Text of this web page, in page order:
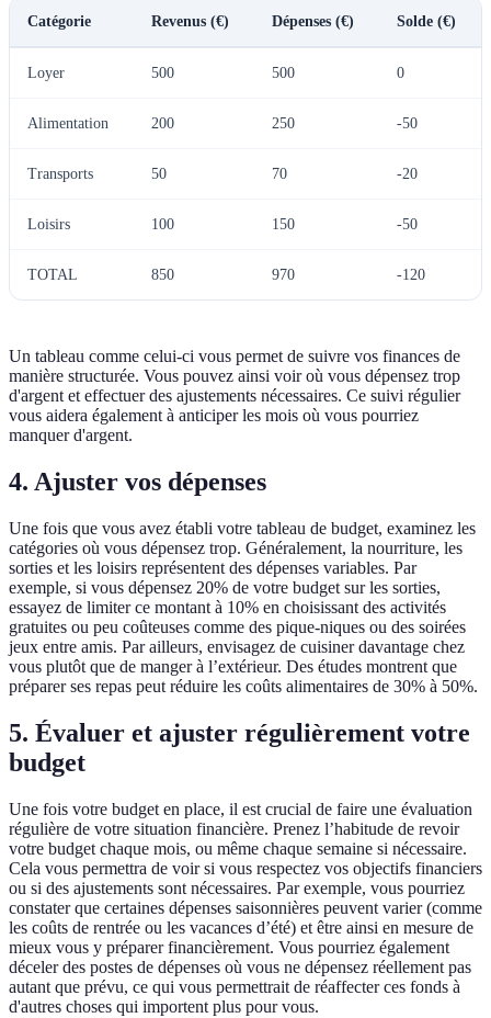
Catégorie Revenus (€) Dépenses (€) Solde (€)
Loyer 500 500 0
Alimentation 200 250 -50
Transports 50 70 -20
Loisirs 100 150 -50
TOTAL 850 970 -120
Un tableau comme celui-ci vous permet de suivre vos finances de
manière structurée. Vous pouvez ainsi voir où vous dépensez trop
d'argent et effectuer des ajustements nécessaires. Ce suivi régulier
vous aidera également à anticiper les mois où vous pourriez
manquer d'argent.
4. Ajuster vos dépenses
Une fois que vous avez établi votre tableau de budget, examinez les
catégories où vous dépensez trop. Généralement, la nourriture, les
sorties et les loisirs représentent des dépenses variables. Par
exemple, si vous dépensez 20% de votre budget sur les sorties,
essayez de limiter ce montant à 10% en choisissant des activités
gratuites ou peu coûteuses comme des pique-niques ou des soirées
jeux entre amis. Par ailleurs, envisagez de cuisiner davantage chez
vous plutôt que de manger à l’extérieur. Des études montrent que
préparer ses repas peut réduire les coûts alimentaires de 30% à 50%.
5. Évaluer et ajuster régulièrement votre
budget
Une fois votre budget en place, il est crucial de faire une évaluation
régulière de votre situation financière. Prenez l’habitude de revoir
votre budget chaque mois, ou même chaque semaine si nécessaire.
Cela vous permettra de voir si vous respectez vos objectifs financiers
ou si des ajustements sont nécessaires. Par exemple, vous pourriez
constater que certaines dépenses saisonnières peuvent varier (comme
les coûts de rentrée ou les vacances d’été) et être ainsi en mesure de
mieux vous y préparer financièrement. Vous pourriez également
déceler des postes de dépenses où vous ne dépensez réellement pas
autant que prévu, ce qui vous permettrait de réaffecter ces fonds à
d'autres choses qui importent plus pour vous.